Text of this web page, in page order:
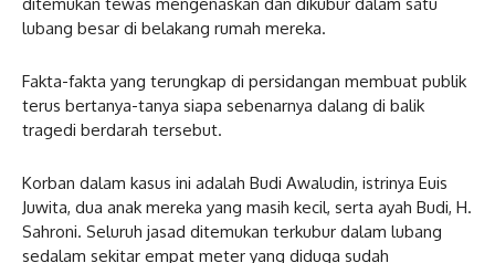
lubang besar di belakang rumah mereka.
Fakta-fakta yang terungkap di persidangan membuat publik
terus bertanya-tanya siapa sebenarnya dalang di balik
tragedi berdarah tersebut.
Korban dalam kasus ini adalah Budi Awaludin, istrinya Euis
Juwita, dua anak mereka yang masih kecil, serta ayah Budi, H.
Sahroni. Seluruh jasad ditemukan terkubur dalam lubang
sedalam sekitar empat meter yang diduga sudah